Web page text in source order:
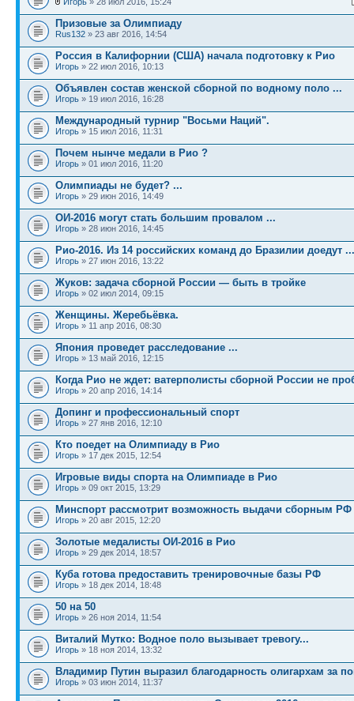
Призовые за Олимпиаду
Rus132 » 23 авг 2016, 14:54
Россия в Калифорнии (США) начала подготовку к Рио
Игорь » 22 июл 2016, 10:13
Объявлен состав женской сборной по водному поло ...
Игорь » 19 июл 2016, 16:28
Международный турнир "Восьми Наций".
Игорь » 15 июл 2016, 11:31
Почем нынче медали в Рио ?
Игорь » 01 июл 2016, 11:20
Олимпиады не будет? ...
Игорь » 29 июн 2016, 14:49
ОИ-2016 могут стать большим провалом ...
Игорь » 28 июн 2016, 14:45
Рио-2016. Из 14 российских команд до Бразилии доедут ...
Игорь » 27 июн 2016, 13:22
Жуков: задача сборной России — быть в тройке
Игорь » 02 июл 2014, 09:15
Женщины. Жеребьёвка.
Игорь » 11 апр 2016, 08:30
Япония проведет расследование ...
Игорь » 13 май 2016, 12:15
Когда Рио не ждет: ватерполисты сборной России не
Игорь » 20 апр 2016, 14:14
Допинг и профессиональный спорт
Игорь » 27 янв 2016, 12:10
Кто поедет на Олимпиаду в Рио
Игорь » 17 дек 2015, 12:54
Игровые виды спорта на Олимпиаде в Рио
Игорь » 09 окт 2015, 13:29
Минспорт рассмотрит возможность выдачи сборным РФ
Игорь » 20 авг 2015, 12:20
Золотые медалисты ОИ-2016 в Рио
Игорь » 29 дек 2014, 18:57
Куба готова предоставить тренировочные базы РФ
Игорь » 18 дек 2014, 18:48
50 на 50
Игорь » 26 ноя 2014, 11:54
Виталий Мутко: Водное поло вызывает тревогу...
Игорь » 18 ноя 2014, 13:32
Владимир Путин выразил благодарность олигархам за
Игорь » 03 июн 2014, 11:37